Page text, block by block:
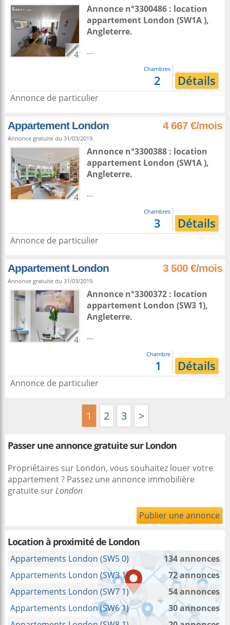
4
Annonce n°3300486 : location
appartement London (SW1A ),
Angleterre.
...
Chambres
2 Détails
Annonce de particulier
Appartement London 4 667 €/mois
Annonce gratuite du 31/03/2019.
4
Annonce n°3300388 : location
appartement London (SW1A ),
Angleterre.
...
Chambres
3 Détails
Annonce de particulier
Appartement London 3 500 €/mois
Annonce gratuite du 31/03/2019.
4
Annonce n°3300372 : location
appartement London (SW3 1),
Angleterre.
...
Chambre
1 Détails
Annonce de particulier
1 2 3 >
Passer une annonce gratuite sur London
Propriétaires sur London, vous souhaitez louer votre
appartement ? Passez une annonce immobilière
gratuite surLondon
Publier une annonce
Location à proximitéde London
Appartements London (SW5 0)
134 annonces
Appartements London (SW3 1)
72 annonces
Appartements London (SW7 1)
54 annonces
Appartements London (SW6 1)
30 annonces